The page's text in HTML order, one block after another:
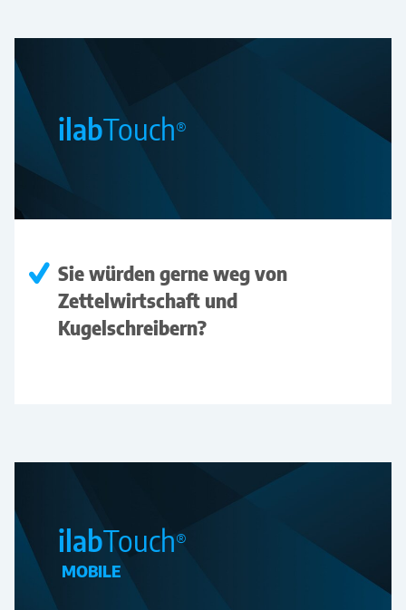
ilabTouch®
Sie würden gerne weg von
Zettelwirtschaft und
Kugelschreibern?
ilabTouch®
MOBILE